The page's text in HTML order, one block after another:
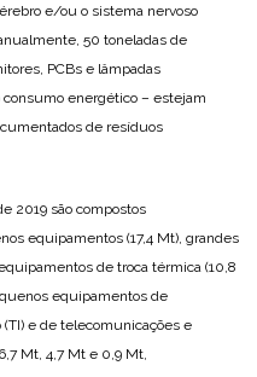
e/ou o sistema nervoso
50 toneladas de
PCBs e lâmpadas
energético – estejam
de resíduos
2019 são compostos
equipamentos (17,4 Mt), grandes
de troca térmica (10,8
equipamentos de
(TI) e de telecomunicações e
Mt, 4,7 Mt e 0,9 Mt,